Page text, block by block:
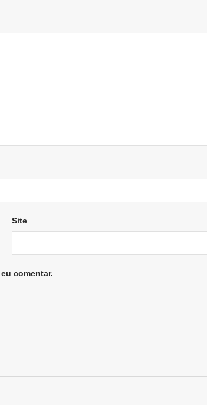
Site
comentar.